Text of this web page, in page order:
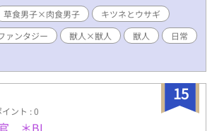
ケモみみストーリーともリンクしていま
草食男子×肉食男子
キツネとウサギ
ァンタジー 獣人×獣人 獣人
日常
15
ント : 0
官 ＊BL